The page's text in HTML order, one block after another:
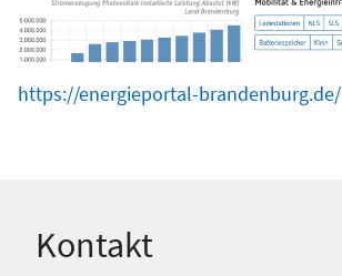
https://energieportal-brandenburg.de/
Kontakt